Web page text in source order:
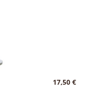
17,50 €